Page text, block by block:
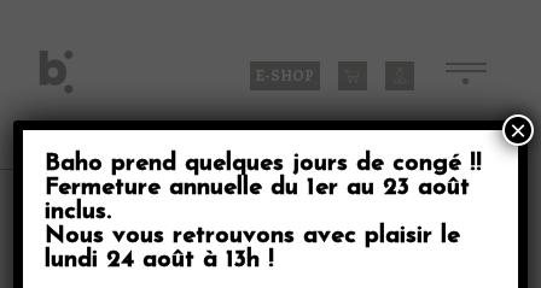
content
E-SHOP
Produits
Baho prend quelques jours de congé !!
Fermeture annuelle du1er au 23 août
inclus.
Nous vous retrouvons avec plaisir le
lundi 24 août à 13h !
×